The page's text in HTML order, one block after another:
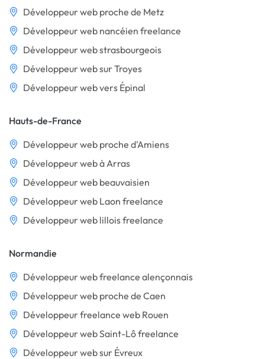
Développeur web proche de Metz
Développeur web nancéien freelance
Développeur web strasbourgeois
Développeur web sur Troyes
Développeur web vers Épinal
Hauts-de-France
Développeur web proche d'Amiens
Développeur web à Arras
Développeur web beauvaisien
Développeur web Laon freelance
Développeur web lillois freelance
Normandie
Développeur web freelance alençonnais
Développeur web proche de Caen
Développeur freelance web Rouen
Développeur web Saint-Lô freelance
Développeur web sur Évreux